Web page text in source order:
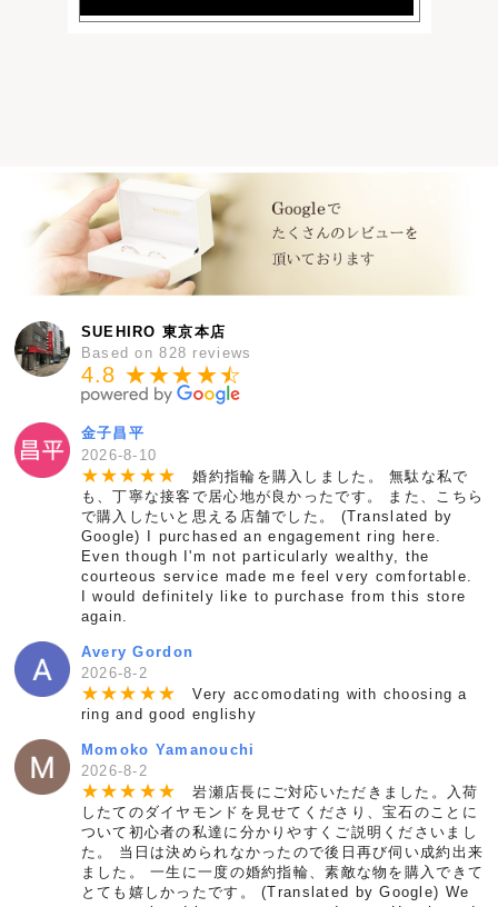
SUEHIRO 東京本店
Based on 828 reviews
4.8 ★★★★★
☆
金子昌平
2026-8-10
★★★ ★★
婚約指輪を購入しました。 無駄な私で
も、丁寧な接客で居心地が良かったです。 また、こちら
で購入したいと思える店舗でした。 (Translated by
Google) I purchased an engagement ring here.
Even though I'm not particularly wealthy, the
courteous service made me feel very comfortable.
I would definitely like to purchase from this store
again.
Avery Gordon
2026-8-2
★★★ ★★
Very accomodating with choosing a
ring and good englishy
Momoko Yamanouchi
2026-8-2
★★★ ★★
岩瀬店長にご対応いただきました。入荷
したてのダイヤモンドを見せてくださり、宝石のことに
ついて初心者の私達に分かりやすくご説明くださいまし
た。 当日は決められなかったので後日再び伺い成約出来
ました。 一生に一度の婚約指輪、素敵な物を購入できて
とても嬉しかったです。 (Translated by Google) We